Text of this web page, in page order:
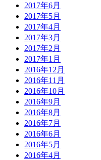
2017年6月
2017年5月
2017年4月
2017年3月
2017年2月
2017年1月
2016年12月
2016年11月
2016年10月
2016年9月
2016年8月
2016年7月
2016年6月
2016年5月
2016年4月